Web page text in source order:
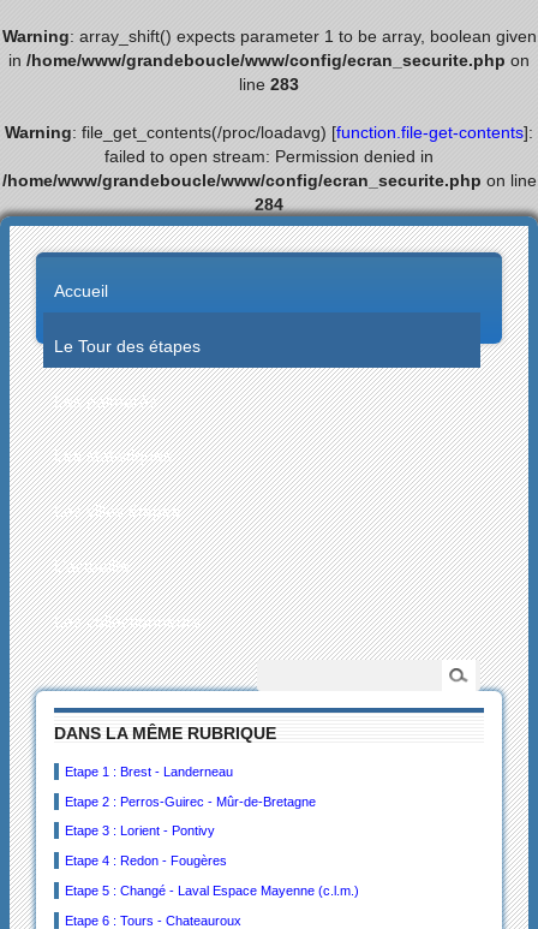
Warning: array_shift() expects parameter 1 to be array, boolean given
in /home/www/grandeboucle/www/config/ecran_securite.php on
line 283
Warning: file_get_contents(/proc/loadavg) [function.file-get-contents]:
failed to open stream: Permission denied in
/home/www/grandeboucle/www/config/ecran_securite.php on line
284
Accueil
Le Tour des étapes
Les palmarès
Les statistiques
Les villes étapes
L’actualité
Les collectionneurs
DANS LA MÊME RUBRIQUE
Etape 1 : Brest - Landerneau
Etape 2 : Perros-Guirec - Mûr-de-Bretagne
Etape 3 : Lorient - Pontivy
Etape 4 : Redon - Fougères
Etape 5 : Changé - Laval Espace Mayenne (c.l.m.)
Etape 6 : Tours - Chateauroux